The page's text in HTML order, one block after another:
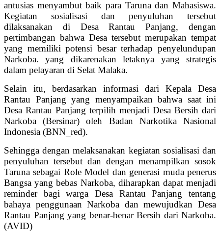
antusias menyambut baik para Taruna dan Mahasiswa.
Kegiatan sosialisasi dan penyuluhan tersebut
dilaksanakan di Desa Rantau Panjang, dengan
pertimbangan bahwa Desa tersebut merupakan tempat
yang memiliki potensi besar terhadap penyelundupan
Narkoba. yang dikarenakan letaknya yang strategis
dalam pelayaran di Selat Malaka.
Selain itu, berdasarkan informasi dari Kepala Desa
Rantau Panjang yang menyampaikan bahwa saat ini
Desa Rantau Panjang terpilih menjadi Desa Bersih dari
Narkoba (Bersinar) oleh Badan Narkotika Nasional
Indonesia (BNN_red).
Sehingga dengan melaksanakan kegiatan sosialisasi dan
penyuluhan tersebut dan dengan menampilkan sosok
Taruna sebagai Role Model dan generasi muda penerus
Bangsa yang bebas Narkoba, diharapkan dapat menjadi
reminder bagi warga Desa Rantau Panjang tentang
bahaya penggunaan Narkoba dan mewujudkan Desa
Rantau Panjang yang benar-benar Bersih dari Narkoba.
(AVID)